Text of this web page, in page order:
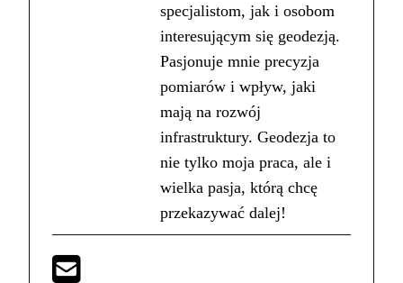
specjalistom, jak i osobom
interesującym się geodezją.
Pasjonuje mnie precyzja
pomiarów i wpływ, jaki
mają na rozwój
infrastruktury. Geodezja to
nie tylko moja praca, ale i
wielka pasja, którą chcę
przekazywać dalej!